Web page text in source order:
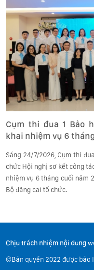
Cụm thi đua 1 Bảo
khai nhiệm vụ 6
Sáng 24/7/2026, Cụm thi
chức Hội nghị sơ kết công
nhiệm vụ 6 tháng cuối năm
Bộ đăng cai tổ chức.
Chịu trách nhiệm nội dung
©Bản quyền 2022 được bảo